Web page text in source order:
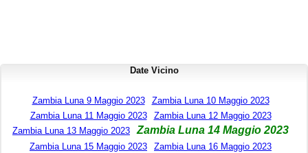
Date Vicino
Zambia Luna 9 Maggio 2023
Zambia Luna 10 Maggio 2023
Zambia Luna 11 Maggio 2023
Zambia Luna 12 Maggio 2023
Zambia Luna 13 Maggio 2023
Zambia Luna 14 Maggio 2023
Zambia Luna 15 Maggio 2023
Zambia Luna 16 Maggio 2023